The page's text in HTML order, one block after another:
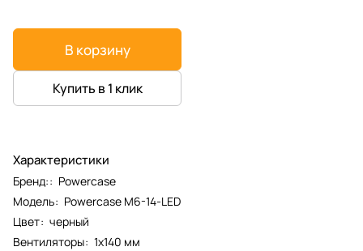
В корзину
Купить в 1 клик
Характеристики
Бренд:: Powercase
Модель: Powercase M6-14-LED
Цвет: черный
Вентиляторы: 1x140 мм